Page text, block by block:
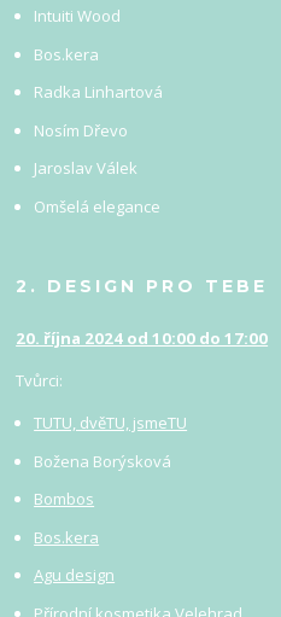
Intuiti Wood
Bos.kera
Radka Linhartová
Nosím Dřevo
Jaroslav Válek
Omšelá elegance
2. DESIGN PRO TEBE
20. října 2024 od 10:00 do 17:00
Tvůrci:
TUTU, dvěTU, jsmeTU
Božena Borýsková
Bombos
Bos.kera
Agu design